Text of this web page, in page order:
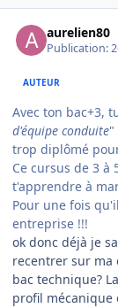
aurelien80
Publication:
AUTEUR
Avec ton bac+3,
d'équipe conduite"
trop diplômé
Ce cursus de 3
t'apprendre à
Pour une fois
entreprise !!!
ok donc déjà je
recentrer sur ma
bac technique?
profil mécanique